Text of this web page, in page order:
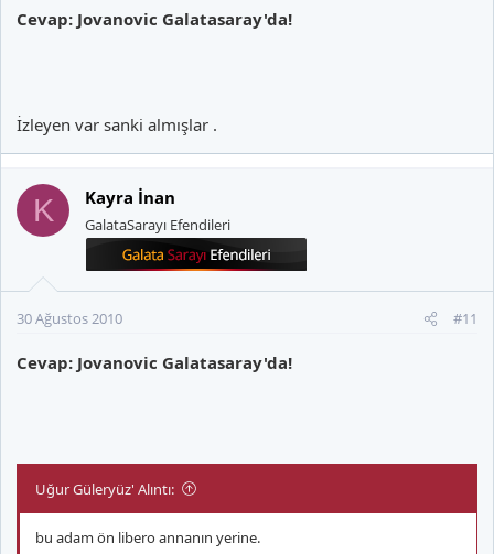
Cevap: Jovanovic Galatasaray'da!
İzleyen var sanki almışlar .
K Kayra İnan
GalataSarayı Efendileri
30 Ağustos 2010 #11
Cevap: Jovanovic Galatasaray'da!
Uğur Güleryüz' Alıntı:
bu adam ön libero annanın yerine.